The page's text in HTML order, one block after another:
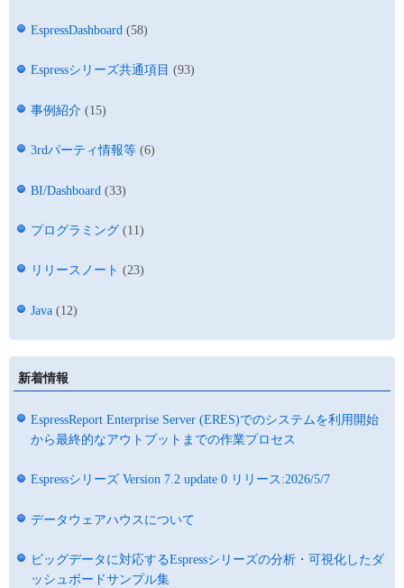
EspressDashboard (58)
Espressシリーズ共通項目 (93)
事例紹介 (15)
3rdパーティ情報等 (6)
BI/Dashboard (33)
プログラミング (11)
リリースノート (23)
Java (12)
新着情報
EspressReport Enterprise Server (ERES)でのシステムを利用開始
から最終的なアウトプットまでの作業プロセス
Espressシリーズ Version 7.2 update 0 リリース:2026/5/7
データウェアハウスについて
ビッグデータに対応するEspressシリーズの分析・可視化したダ
ッシュボードサンプル集